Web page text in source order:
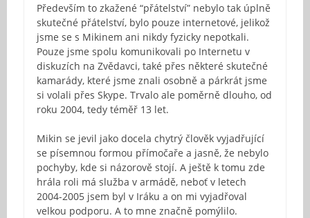
Především to zkažené “přátelství” nebylo tak úplně
skutečné přátelství, bylo pouze internetové, jelikož
jsme se s Mikinem ani nikdy fyzicky nepotkali.
Pouze jsme spolu komunikovali po Internetu v
diskuzích na Zvědavci, také přes některé skutečné
kamarády, které jsme znali osobně a párkrát jsme
si volali přes Skype. Trvalo ale poměrně dlouho, od
roku 2004, tedy téměř 13 let.
Mikin se jevil jako docela chytrý člověk vyjadřující
se písemnou formou přímočaře a jasně, že nebylo
pochyby, kde si názorově stojí. A ještě k tomu zde
hrála roli má služba v armádě, neboť v letech
2004-2005 jsem byl v Iráku a on mi vyjadřoval
velkou podporu. A to mne značně pomýlilo.